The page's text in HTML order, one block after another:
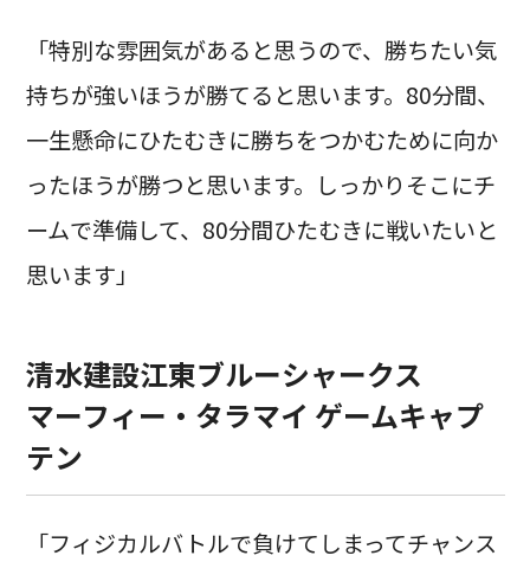
「特別な雰囲気があると思うので、勝ちたい気
持ちが強いほうが勝てると思います。80分間、
一生懸命にひたむきに勝ちをつかむために向か
ったほうが勝つと思います。しっかりそこにチ
ームで準備して、80分間ひたむきに戦いたいと
思います」
清水建設江東ブルーシャークス
マーフィー・タラマイ ゲームキャプ
テン
「フィジカルバトルで負けてしまってチャンス